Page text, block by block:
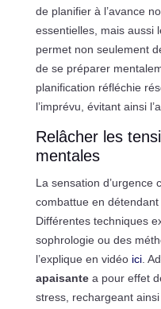
de planifier à l’avance
essentielles, mais aussi
permet non seulement
de se préparer
planification réfléchie
l’imprévu, évitant ainsi
Relâcher les
mentales
La sensation d’urgence
combattue en
Différentes techniques
sophrologie ou des
l’explique en vidéo ici.
apaisantea pour effet
stress, rechargeant